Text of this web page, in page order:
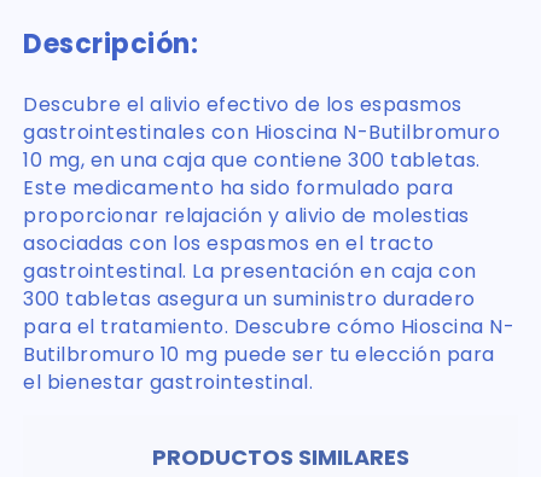
Descripción:
Descubre el alivio efectivo de los espasmos
gastrointestinales con Hioscina N-Butilbromuro
10 mg, en una caja que contiene 300 tabletas.
Este medicamento ha sido formulado para
proporcionar relajación y alivio de molestias
asociadas con los espasmos en el tracto
gastrointestinal. La presentación en caja con
300 tabletas asegura un suministro duradero
para el tratamiento. Descubre cómo Hioscina N-
Butilbromuro 10 mg puede ser tu elección para
el bienestar gastrointestinal.
PRODUCTOS SIMILARES